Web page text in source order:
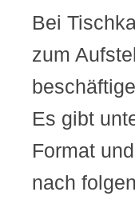
Bei
zum
Es gibt
Format
nach